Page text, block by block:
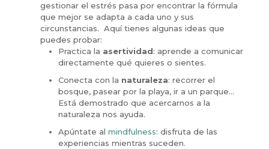
gestionar el estrés pasa por encontrar la fórmula
que mejor se adapta a cada uno y sus
circunstancias. Aquí tienes algunas ideas que
puedes probar:
Practica la asertividad: aprende a comunicar
directamente qué quieres o sientes.
Conecta con la naturaleza: recorrer el
bosque, pasear por la playa, ir a un parque…
Está demostrado que acercarnos a la
naturaleza nos ayuda.
Apúntate al mindfulness: disfruta de las
experiencias mientras suceden.